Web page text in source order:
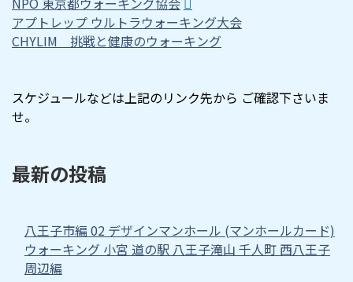
アプトレップ ウルトラウォーキング大会
CHYLIM 挑戦と健康のウォーキング
スケジュールなどは上記のリンク先から ご確認下さいま
せ。
最新の投稿
八王子市編 02 デザインマンホール (マンホールカード)
ウォーキング 小宮 道の駅 八王子滝山 千人町 西八王子
周辺編